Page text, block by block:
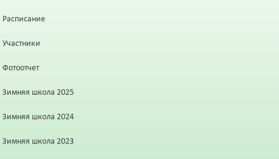
Расписание
Участники
Фотоотчет
Зимняя школа 2025
Зимняя школа 2024
Зимняя школа 2023